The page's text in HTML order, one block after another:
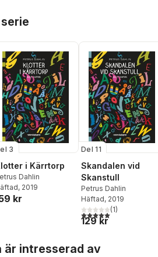
3
i Kärrtorp
Dahlin
, 2019
kr
Del 11
Skandalen vid
Skanstull
Petrus Dahlin
Häftad, 2019
5,0utav 5 stjärnor.
(1)
129 kr
är intresserad av